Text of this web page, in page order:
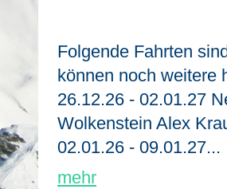
Folgende Fahrten
können noch
26.12.26 - 02.01.27
Wolkenstein Alex
02.01.26 - 09.01.27...
mehr